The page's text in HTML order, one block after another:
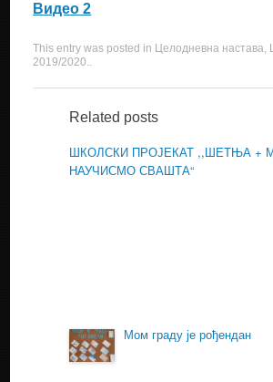
Видео 2
This entry was posted in Целодневна настава,
2019/2020..
Related posts
ШКОЛСКИ ПРОЈЕКАТ ,,ШЕТЊА +
НАУЧИСМО СВАШТА“
Мом граду је рођендан